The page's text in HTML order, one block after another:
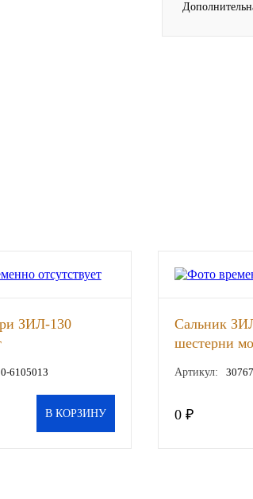
ЗИЛ-130
6105013
В КОРЗИНУ
Сальник
шестерни
Артикул:
0 ₽